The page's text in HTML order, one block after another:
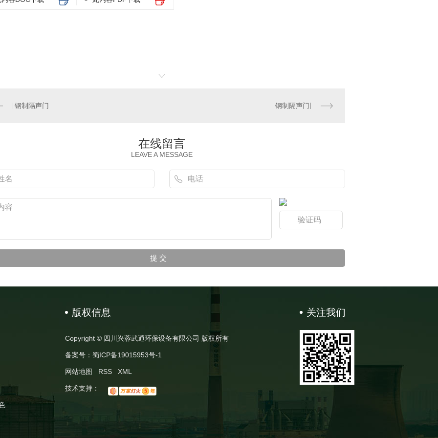
钢制隔声门 钢制隔声门
在线留言
LEAVE A MESSAGE
版权信息
Copyright © 四川兴蓉武通环保设备有限公司 版权所有
备案号： 蜀ICP备19015953号-1
网站地图 RSS XML
技术支持：
关注我们